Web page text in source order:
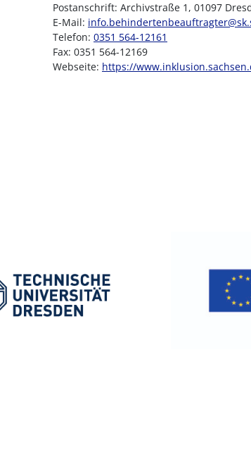
Postanschrift: Archivstraße 1, 01097
E-Mail:
Telefon: 0351 564-12161
Fax: 0351 564-12169
Webseite: https://